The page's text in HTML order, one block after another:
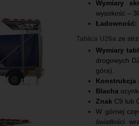
Wymiary
wysokość –
Ładowność:
Tablica U26a ze
Wymiary
drogowych
góra).
Konstrukcja
Blacha
Znak C9 lub
W górnej
światłości